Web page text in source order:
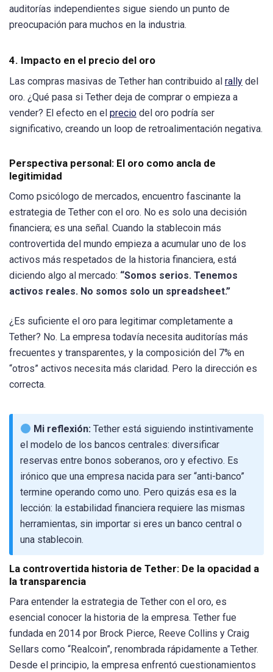
auditorías independientes sigue siendo un punto de
preocupación para muchos en la industria.
4. Impacto en el precio del oro
Las compras masivas de Tether han contribuido al rally del
oro. ¿Qué pasa si Tether deja de comprar o empieza a
vender? El efecto en el precio del oro podría ser
significativo, creando un loop de retroalimentación negativa.
Perspectiva personal: El oro como ancla de
legitimidad
Como psicólogo de mercados, encuentro fascinante la
estrategia de Tether con el oro. No es solo una decisión
financiera; es una señal. Cuando la stablecoin más
controvertida del mundo empieza a acumular uno de los
activos más respetados de la historia financiera, está
diciendo algo al mercado: “Somos serios. Tenemos
activos reales. No somos solo un spreadsheet.”
¿Es suficiente el oro para legitimar completamente a
Tether? No. La empresa todavía necesita auditorías más
frecuentes y transparentes, y la composición del 7% en
“otros” activos necesita más claridad. Pero la dirección es
correcta.
Mi reflexión: Tether está siguiendo instintivamente
el modelo de los bancos centrales: diversificar
reservas entre bonos soberanos, oro y efectivo. Es
irónico que una empresa nacida para ser “anti-banco”
termine operando como uno. Pero quizás esa es la
lección: la estabilidad financiera requiere las mismas
herramientas, sin importar si eres un banco central o
una stablecoin.
La controvertida historia de Tether: De la opacidad a
la transparencia
Para entender la estrategia de Tether con el oro, es
esencial conocer la historia de la empresa. Tether fue
fundada en 2014 por Brock Pierce, Reeve Collins y Craig
Sellars como “Realcoin”, renombrada rápidamente a Tether.
Desde el principio, la empresa enfrentó cuestionamientos